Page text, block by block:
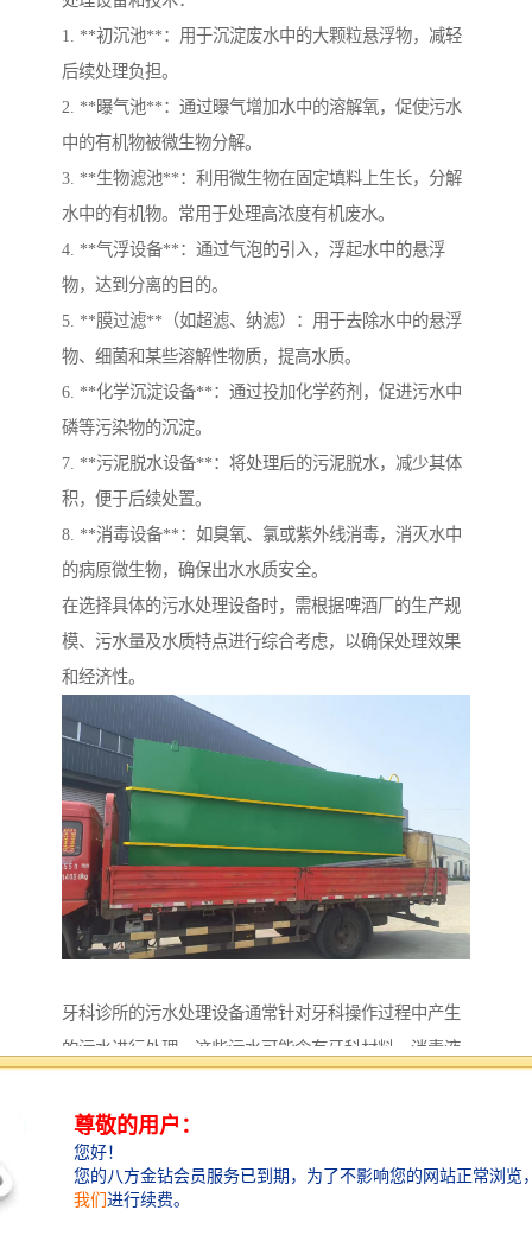
1. **初沉池**：用于沉淀废水中的大颗粒悬浮物，减轻
后续处理负担。
2. **曝气池**：通过曝气增加水中的溶解氧，促使污水
中的有机物被微生物分解。
3. **生物滤池**：利用微生物在固定填料上生长，分解
水中的有机物。常用于处理高浓度有机废水。
4. **气浮设备**：通过气泡的引入，浮起水中的悬浮
物，达到分离的目的。
5. **膜过滤**（如超滤、纳滤）：用于去除水中的悬浮
物、细菌和某些溶解性物质，提高水质。
6. **化学沉淀设备**：通过投加化学药剂，促进污水中
磷等污染物的沉淀。
7. **污泥脱水设备**：将处理后的污泥脱水，减少其体
积，便于后续处置。
8. **消毒设备**：如臭氧、氯或紫外线消毒，消灭水中
的病原微生物，确保出水水质安全。
在选择具体的污水处理设备时，需根据啤酒厂的生产规
模、污水量及水质特点进行综合考虑，以确保处理效果
和经济性。
牙科诊所的污水处理设备通常针对牙科操作过程中产生
的污水进行处理。这些污水可能含有牙科材料、消毒液
一些常见的污水处理设备和方法：
1. **污水预处理设备**：包括沉淀池和格栅，主要用于
去除大颗粒物质和悬浮物，避免后续处理设施的堵塞。